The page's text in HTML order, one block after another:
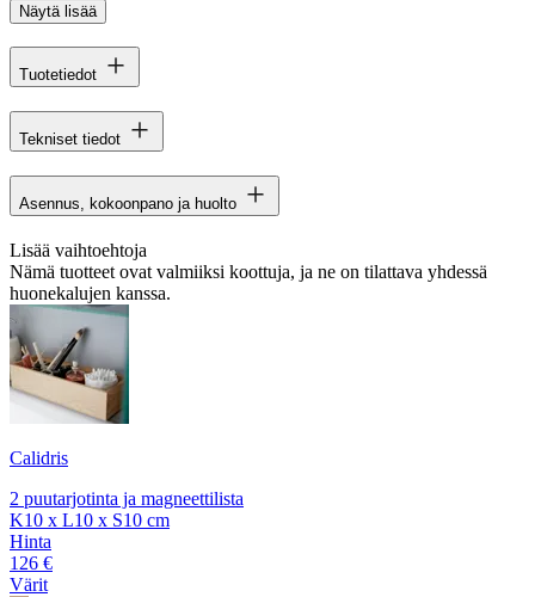
Näytä lisää
Tuotetiedot
Tekniset tiedot
Asennus, kokoonpano ja huolto
Lisää vaihtoehtoja
Nämä tuotteet ovat valmiiksi koottuja, ja ne on tilattava yhdessä
huonekalujen kanssa.
Calidris
2 puutarjotinta ja magneettilista
K10 x L10 x S10 cm
Hinta
126 €
Värit